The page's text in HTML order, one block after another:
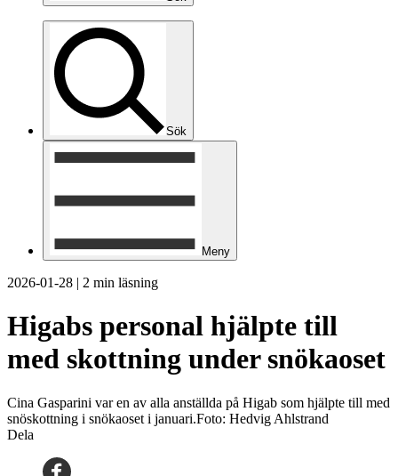
Sök
Meny
2026-01-28 | 2 min läsning
Higabs personal hjälpte till
med skottning under snökaoset
Cina Gasparini var en av alla anställda på Higab som hjälpte till med
snöskottning i snökaoset i januari.Foto: Hedvig Ahlstrand
Dela